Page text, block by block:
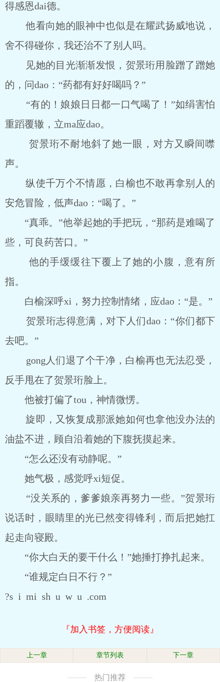
得感恩dai德。
他看向她的眼神中也似是在耀武扬威地说，
舍不得碰你，我还治不了别人吗。
见她的目光渐渐发恨，贺景珩用脸蹭了蹭她
的，问dao：“药都有好好喝吗？”
“有的！娘娘日日都一口气喝了！”如绢害怕
重蹈覆辙，立ma应dao。
贺景珩不耐地斜了她一眼，对方又瞬间噤
声。
纵使千万个不情愿，白榆也不敢再拿别人的
安危冒险，低声dao：“喝了。”
“真乖。”他举起她的手把玩，“那药是难喝了
些，可良药苦口。”
他的手缓缓往下覆上了她的小腹，意有所
指。
白榆深呼xi，努力控制情绪，应dao：“是。”
贺景珩志得意满，对下人们dao：“你们都下
去吧。”
gong人们退了个干净，白榆再也无法忍受，
反手甩在了贺景珩脸上。
他被打偏了tou，神情微愣。
旋即，又恢复成那派她如何也拿他没办法的
油盐不进，顾自沿着她的下腹抚摸起来。
“怎么还没有动静呢。”
她气极，感觉呼xi短促。
“没关系的，爹爹娘亲再努力一些。”贺景珩
说话时，眼睛里的光已然变得锋利，而后把她扛
起走向寝殿。
“你大白天的要干什么！”她捶打挣扎起来。
“谁规定白日不行？”
?s i mi sh u w u .com
『加入书签，方便阅读』
上一章 章节列表 下一章
热门推荐